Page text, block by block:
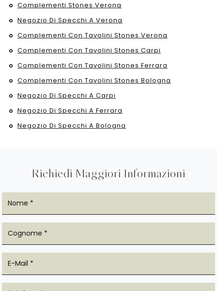
Complementi Stones Verona
Negozio Di Specchi A Verona
Complementi Con Tavolini Stones Verona
Complementi Con Tavolini Stones Carpi
Complementi Con Tavolini Stones Ferrara
Complementi Con Tavolini Stones Bologna
Negozio Di Specchi A Carpi
Negozio Di Specchi A Ferrara
Negozio Di Specchi A Bologna
Richiedi Maggiori Informazioni